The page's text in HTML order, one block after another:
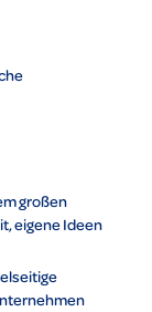
großen
eigene Ideen